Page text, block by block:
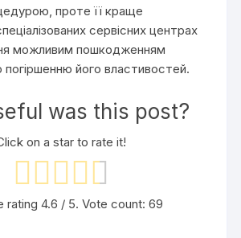
проте її краще
сервісних центрах
можливим пошкодженням
його властивостей.
was this post?
on a star to rate it!
rating4.6 / 5. Vote count:69